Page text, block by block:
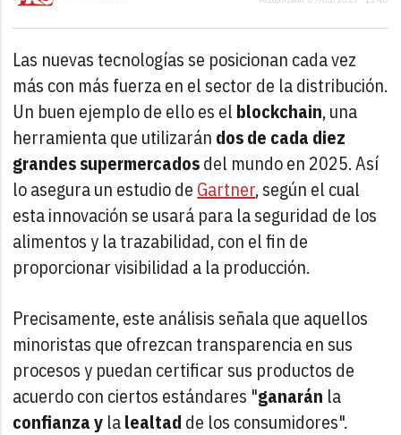
Las nuevas tecnologías se posicionan cada vez
más con más fuerza en el sector de la distribución.
Un buen ejemplo de ello es el blockchain, una
herramienta que utilizarán dos de cada diez
grandes supermercadosdel mundo en 2025. Así
lo asegura un estudio de Gartner, según el cual
esta innovación se usará para la seguridad de los
alimentos y la trazabilidad, con el fin de
proporcionar visibilidad a la producción.
Precisamente, este análisis señala que aquellos
minoristas que ofrezcan transparencia en sus
procesos y puedan certificar sus productos de
acuerdo con ciertos estándares "ganarán la
confianza y lalealtad de los consumidores".